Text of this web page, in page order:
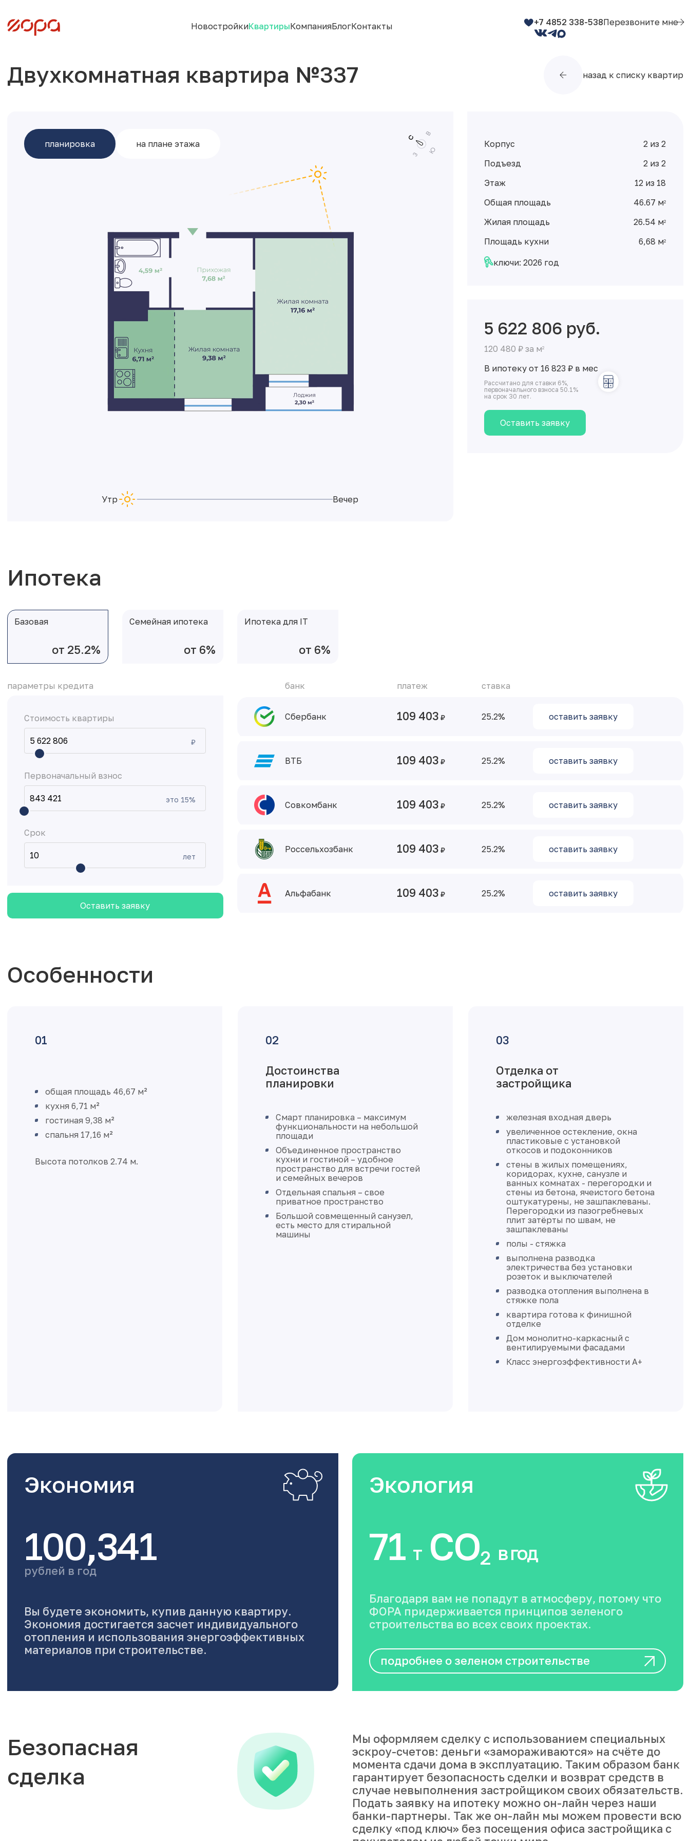
НовостройкиКвартирыКомпанияБлогКонтакты +7 4852 338-538Перезвоните мне
Двухкомнатная квартира №337 назад к списку квартир
планировка на плане этажа
Утро Вечер
Корпус
2 из 2
Подъезд
2 из 2
Этаж
12 из 18
Общая площадь
46.67 м2
Жилая площадь 26.54 м2
Площадь кухни 6,68 м2
ключи: 2026 год
5 622 806 руб.
120 480 ₽ за м2
В ипотеку от 16 823₽ в мес
Рассчитано для ставки 6%,
первоначального взноса 50.1%
на срок 30 лет.
Оставить заявку
Ипотека
Базовая
от 25.2%
Семейная ипотека
от 6%
Ипотека для IT
от 6%
параметры кредита
Стоимость квартиры
₽
Первоначальный взнос
это 15%
Срок
лет
Оставить заявку
банк платеж ставка
Сбербанк 109 403 25.2 оставить заявку
ВТБ 109 403 25.2 оставить заявку
Совкомбанк 109 403 25.2 оставить заявку
Россельхозбанк 109 403 25.2 оставить заявку
Альфабанк 109 403 25.2 оставить заявку
Особенности
общая площадь 46,67 м²
кухня 6,71 м²
гостиная 9,38 м²
спальня 17,16 м²
Высота потолков 2.74 м.
Достоинства
планировки
Смарт планировка – максимум
функциональности на небольшой
площади
Объединенное пространство
кухни и гостиной – удобное
пространство для встречи гостей
и семейных вечеров
Отдельная спальня – свое
приватное пространство
Большой совмещенный санузел,
есть место для стиральной
машины
Отделка от
застройщика
железная входная дверь
увеличенное остекление, окна
пластиковые с установкой
откосов и подоконников
стены в жилых помещениях,
коридорах, кухне, санузле и
ванных комнатах - перегородки и
стены из бетона, ячеистого бетона
оштукатурены, не зашпаклеваны.
Перегородки из пазогребневых
плит затёрты по швам, не
зашпаклеваны
полы - стяжка
выполнена разводка
электричества без установки
розеток и выключателей
разводка отопления выполнена в
стяжке пола
квартира готова к финишной
отделке
Дом монолитно-каркасный с
вентилируемыми фасадами
Класс энергоэффективности А+
Экономия
100,341
рублей в год
Вы будете экономить, купив данную квартиру.
Экономия достигается засчет индивидуального
отопления и использования энергоэффективных
материалов при строительстве.
Экология
71 тCO2 в год
Благодаря вам не попадут в атмосферу, потому что
ФОРА придерживается принципов зеленого
строительства во всех своих проектах.
подробнее о зеленом строительстве
Безопасная
сделка
Мы оформляем сделку с использованием специальных
эскроу-счетов: деньги «замораживаются» на счёте до
момента сдачи дома в эксплуатацию. Таким образом банк
гарантирует безопасность сделки и возврат средств в
случае невыполнения застройщиком своих обязательств.
Подать заявку на ипотеку можно он-лайн через наши
банки-партнеры. Так же он-лайн мы можем провести всю
сделку «под ключ» без посещения офиса застройщика с